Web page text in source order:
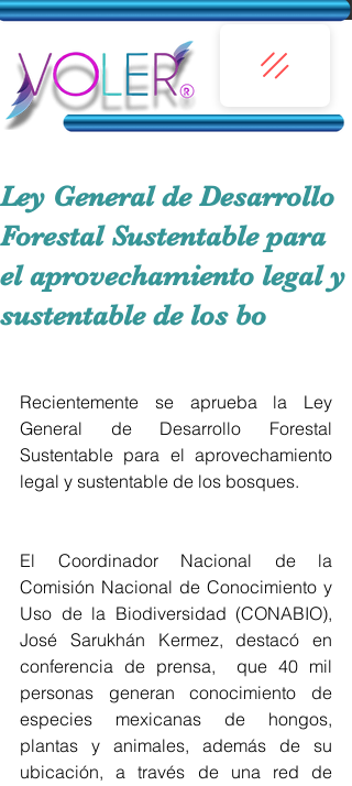
Ley General de Desarrollo
Forestal Sustentable para
el aprovechamiento legal y
sustentable de los bo
Recientemente se aprueba la Ley
General de Desarrollo Forestal
Sustentable para el aprovechamiento
legal y sustentable de los bosques.
El Coordinador Nacional de la
Comisión Nacional de Conocimiento y
Uso de la Biodiversidad (CONABIO),
José Sarukhán Kermez, destacó en
conferencia de prensa,  que 40 mil
personas generan conocimiento de
especies mexicanas de hongos,
plantas y animales, además de su
ubicación, a través de una red de